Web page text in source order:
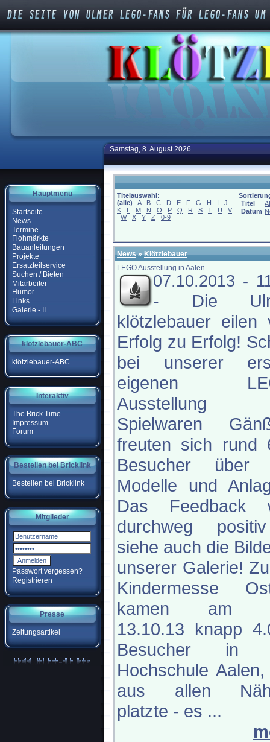
Hauptmenü
Startseite
News
Termine
Flohmärkte
Bauanleitungen
Projekte
Ersatzteilservice
Suchen / Bieten
Mitarbeiter
Humor
Links
Galerie - II
klötzlebauer-ABC
klötzlebauer-ABC
Interaktiv
The Brick Time
Impressum
Forum
Bestellen bei Bricklink
Bestellen bei Bricklink
Mitglieder
Passwort vergessen?
Registrieren
Presse
Zeitungsartikel
Samstag, 8. August 2026
Titelauswahl:
(alle) A B C D E F G H I
J
K
L M N O P Q R S T U
V
W
X Y Z 0-9
Titel
Datum
News»Klötzlebauer
LEGO Ausstellung in Aalen
07.10.2013 -
- Die
klötzlebauer eilen
Erfolg zu Erfolg!
bei unserer
eigenen
Ausstellung
Spielwaren
freuten sich rund
Besucher über
Modelle und
Das Feedback
durchweg
siehe auch die
unserer Galerie!
Kindermesse
kamen am
13.10.13 knapp
Besucher in
Hochschule
aus allen
platzte - es ...